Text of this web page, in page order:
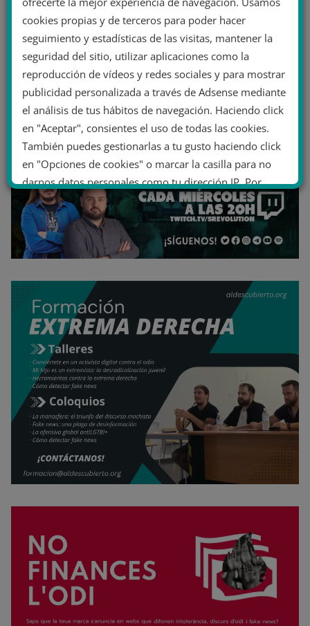
cookies propias y de terceros para poder hacer
seguimiento y estadísticas de las visitas, mantener la
seguridad del sitio, utilizar aplicaciones como la
reproducción de vídeos y redes sociales y para mostrar
publicidad personalizada a través de Adsense mediante
el análisis de tus hábitos de navegación. Haciendo click
en "Aceptar", consientes el uso de todas las cookies.
También puedes gestionarlas a tu gusto haciendo click
en "Opciones de cookies" o marcar la casilla para no
darnos datos personales como tu dirección IP. Por
último, puedes leer nuestra Política de cookies.
No dar mi información personal
Opciones de cookies Aceptar cookies
Rechazar cookies Política de cookies